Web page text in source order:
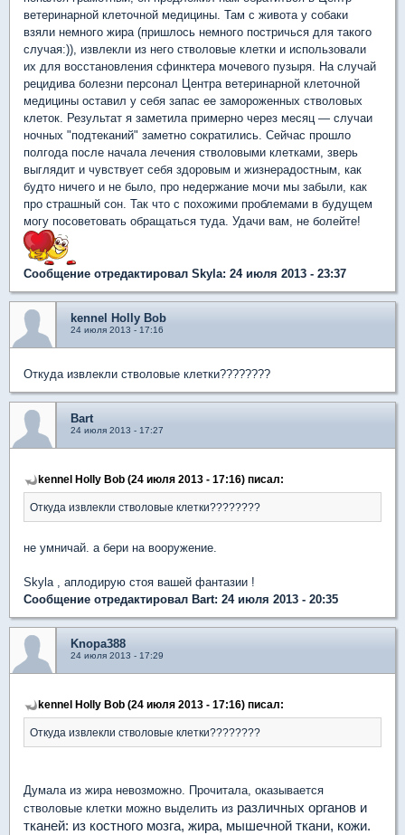
ветеринарной клеточной медицины. Там с живота у собаки
взяли немного жира (пришлось немного постричься для такого
случая:)), извлекли из него стволовые клетки и использовали
их для восстановления сфинктера мочевого пузыря. На случай
рецидива болезни персонал Центра ветеринарной клеточной
медицины оставил у себя запас ее замороженных стволовых
клеток. Результат я заметила примерно через месяц — случаи
ночных "подтеканий" заметно сократились. Сейчас прошло
полгода после начала лечения стволовыми клетками, зверь
выглядит и чувствует себя здоровым и жизнерадостным, как
будто ничего и не было, про недержание мочи мы забыли, как
про страшный сон. Так что с похожими проблемами в будущем
могу посоветовать обращаться туда. Удачи вам, не болейте!
Сообщение отредактировал Skyla: 24 июля 2013 - 23:37
kennel Holly Bob
24 июля 2013 - 17:16
Откуда извлекли стволовые клетки????????
Bart
24 июля 2013 - 17:27
kennel Holly Bob (24 июля 2013 - 17:16) писал:
Откуда извлекли стволовые клетки????????
не умничай. а бери на вооружение.
Skyla , аплодирую стоя вашей фантазии !
Сообщение отредактировал Bart: 24 июля 2013 - 20:35
Knopa388
24 июля 2013 - 17:29
kennel Holly Bob (24 июля 2013 - 17:16) писал:
Откуда извлекли стволовые клетки????????
Думала из жира невозможно. Прочитала, оказывается
стволовые клетки можно выделить из различных органов и
тканей: из костного мозга, жира, мышечной ткани, кожи.